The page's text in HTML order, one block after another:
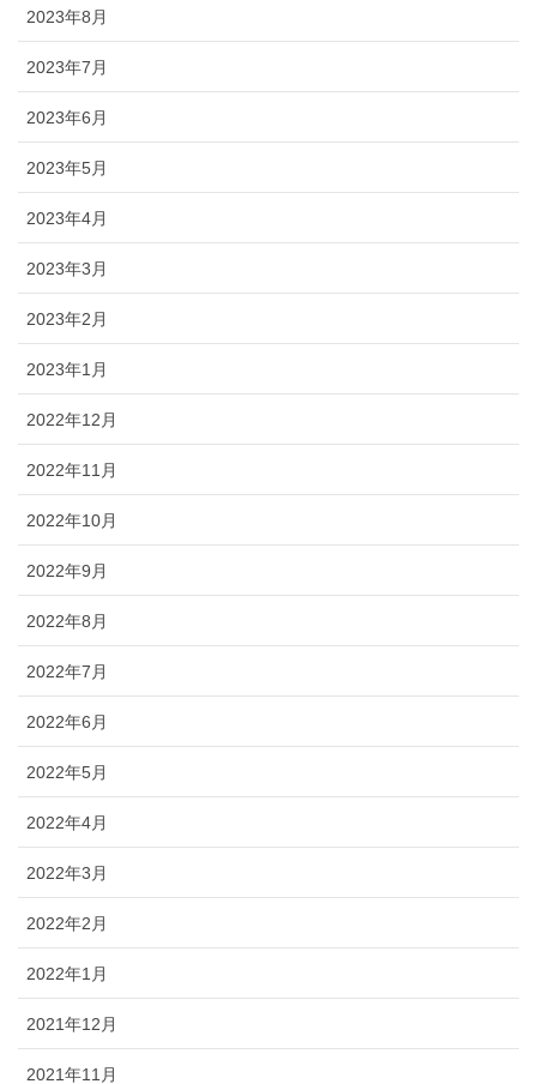
2023年8月
2023年7月
2023年6月
2023年5月
2023年4月
2023年3月
2023年2月
2023年1月
2022年12月
2022年11月
2022年10月
2022年9月
2022年8月
2022年7月
2022年6月
2022年5月
2022年4月
2022年3月
2022年2月
2022年1月
2021年12月
2021年11月